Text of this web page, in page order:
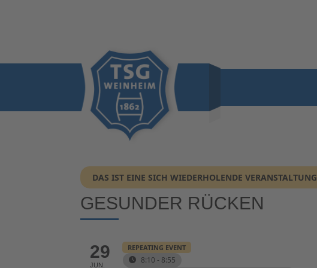
DAS IST EINE SICH WIEDERHOLENDE VERANSTALTUNG
GESUNDER RÜCKEN
29
JUN.
REPEATING EVENT
8:10 - 8:55